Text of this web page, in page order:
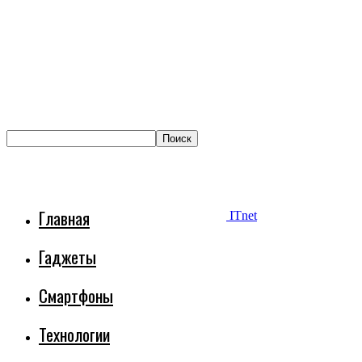
ITnet
Главная
Гаджеты
Смартфоны
Технологии